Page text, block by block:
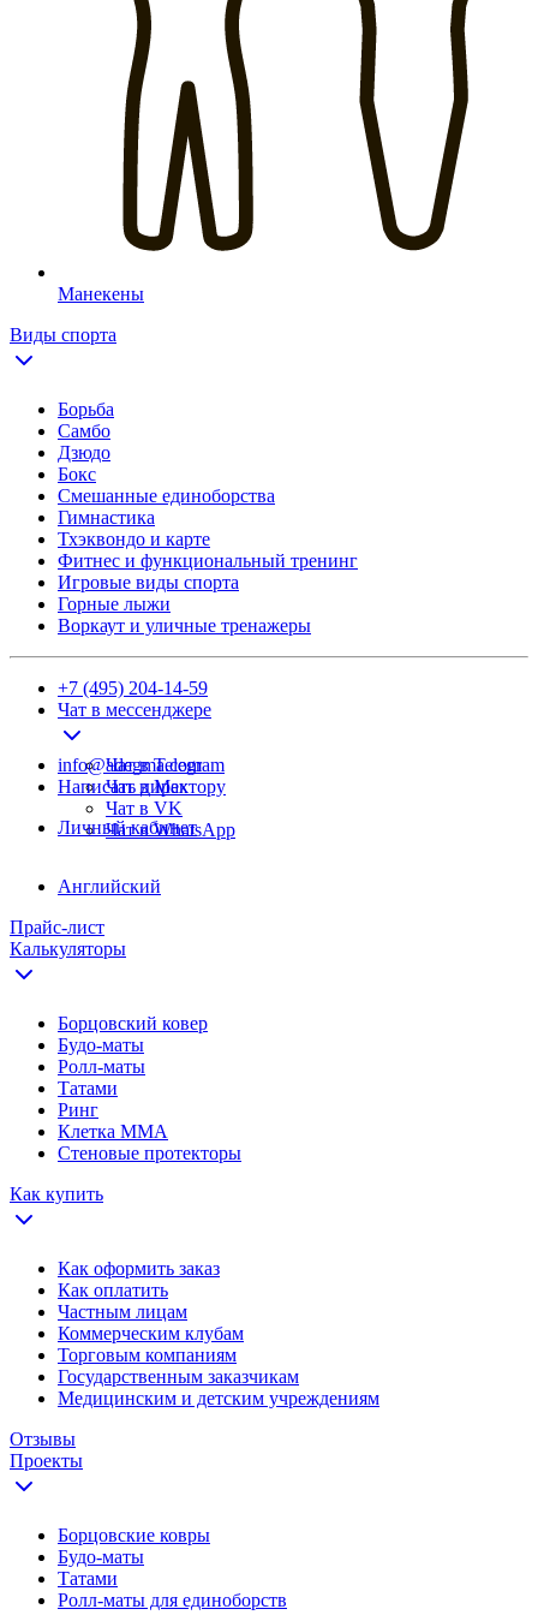
Манекены
Виды спорта
Борьба
Самбо
Дзюдо
Бокс
Смешанные единоборства
Гимнастика
Тхэквондо и карте
Фитнес и функциональный тренинг
Игровые виды спорта
Горные лыжи
Воркаут и уличные тренажеры
+7 (495) 204-14-59
Чат в мессенджере
Чат в Telegram
Чат в Max
Чат в VK
Чат в WhatsApp
info@adegma.com
Написать директору
Личный кабинет
Английский
Прайс-лист
Калькуляторы
Борцовский ковер
Будо-маты
Ролл-маты
Татами
Ринг
Клетка ММА
Стеновые протекторы
Как купить
Как оформить заказ
Как оплатить
Частным лицам
Коммерческим клубам
Торговым компаниям
Государственным заказчикам
Медицинским и детским учреждениям
Отзывы
Проекты
Борцовские ковры
Будо-маты
Татами
Ролл-маты для единоборств